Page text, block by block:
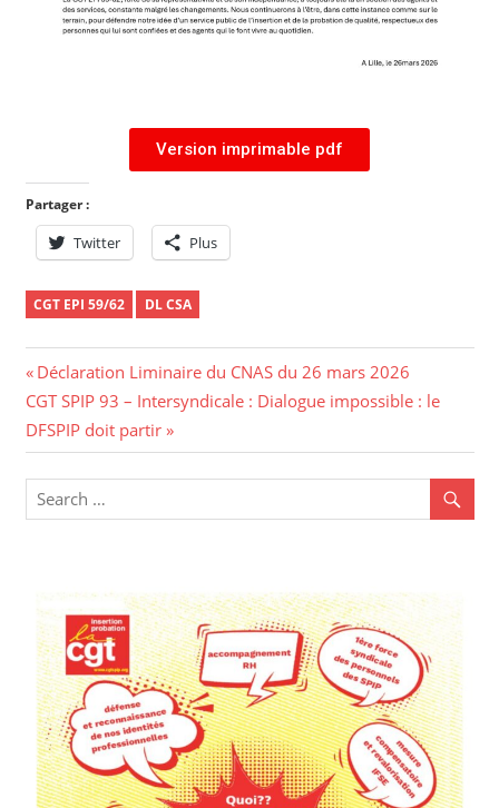
Version imprimable pdf
Partager :
Twitter Plus
CGT EPI 59/62 DL CSA
Déclaration Liminaire du CNAS du 26 mars 2026
CGT SPIP 93 – Intersyndicale : Dialogue impossible : le
DFSPIP doit partir